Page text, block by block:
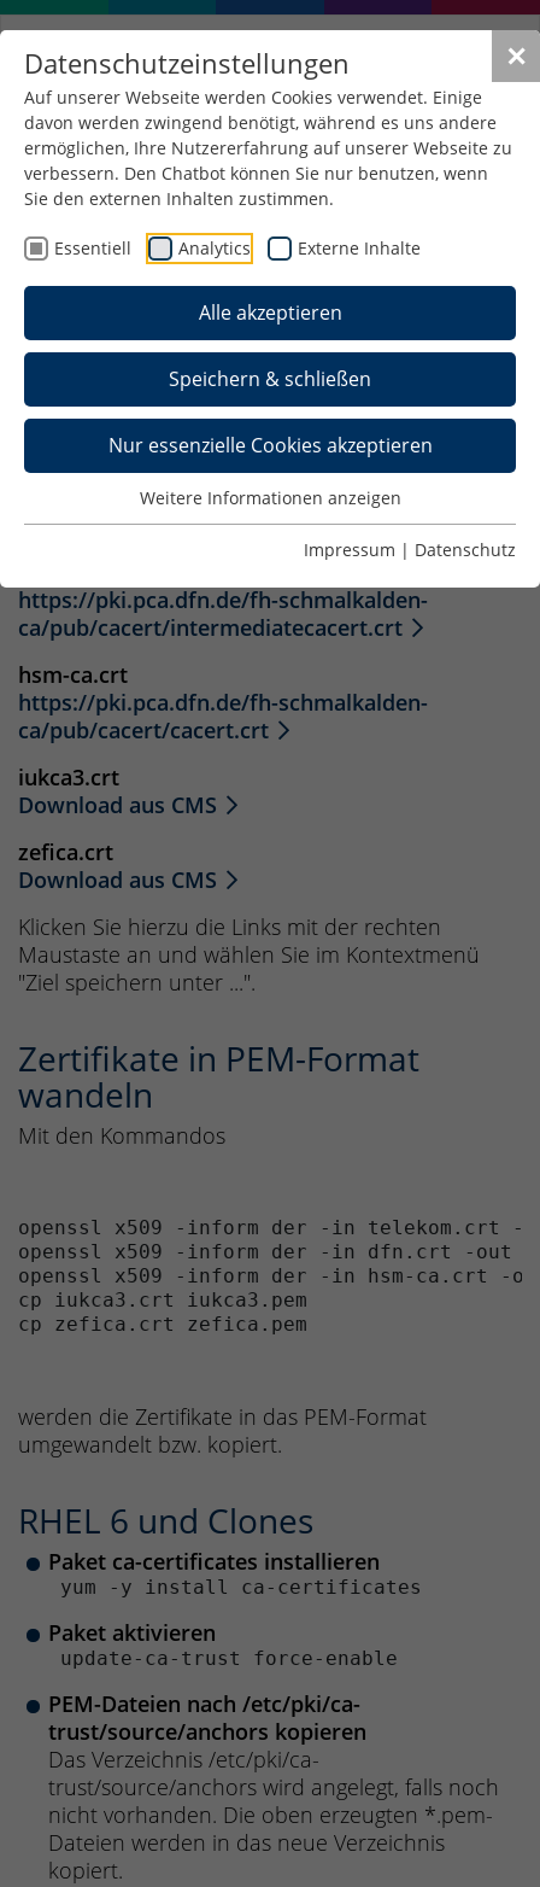
✕
Datenschutzeinstellungen
Auf unserer Webseite werden Cookies verwendet. Einige
davon werden zwingend benötigt, während es uns andere
ermöglichen, Ihre Nutzererfahrung auf unserer Webseite zu
verbessern. Den Chatbot können Sie nur benutzen, wenn
Sie den externen Inhalten zustimmen.
Essentiell Analytics Externe Inhalte
Alle akzeptieren
Speichern & schließen
Nur essenzielle Cookies akzeptieren
Weitere Informationen anzeigen
Impressum | Datenschutz
CA-Zertifikate installieren
unter Linux
Download
Haben Sie bereits WLAN eingerichtet, benötigen
Sie nur die letzten 2 der nachfolgenden 5
Zertifikate, ansonsten alle 5. Speichern Sie die
Zertifikate in einem temporären Verzeichnis (z.B.
C:\Temp) mit dem hier angegebenen Namen ab:
telekom.crt
https://pki.pca.dfn.de/fh-schmalkalden-
ca/pub/cacert/rootcert.crt
https://pki.pca.dfn.de/fh-schmalkalden-
ca/pub/cacert/intermediatecacert.crt
hsm-ca.crt
https://pki.pca.dfn.de/fh-schmalkalden-
ca/pub/cacert/cacert.crt
iukca3.crt
Download aus CMS
zefica.crt
Download aus CMS
Klicken Sie hierzu die Links mit der rechten
Maustaste an und wählen Sie im Kontextmenü
"Ziel speichern unter ...".
Zertifikate in PEM-Format
wandeln
Mit den Kommandos
openssl x509 -inform der -in telekom.crt -
openssl x509 -inform der -in dfn.crt -out
openssl x509 -inform der -in hsm-ca.crt -out
cp iukca3.crt iukca3.pem
werden die Zertifikate in das PEM-Format
umgewandelt bzw. kopiert.
RHEL 6 und Clones
Paket ca-certificates installieren
yum -y install ca-certificates
Paket aktivieren
update-ca-trust force-enable
PEM-Dateien nach /etc/pki/ca-
trust/source/anchors kopieren
Das Verzeichnis /etc/pki/ca-
trust/source/anchors wird angelegt, falls noch
nicht vorhanden. Die oben erzeugten *.pem-
Dateien werden in das neue Verzeichnis
kopiert.